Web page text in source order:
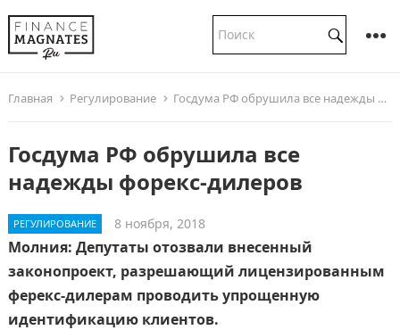
Главная Регулирование Госдума РФ обрушила все надежды форекс-дилеров
Госдума РФ обрушила все
надежды форекс-дилеров
РЕГУЛИРОВАНИЕ 8 ноября, 2018
Молния: Депутаты отозвали внесенный
законопроект, разрешающий лицензированным
ферекс-дилерам проводить упрощенную
идентификацию клиентов.